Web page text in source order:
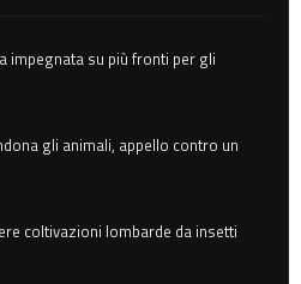
impegnata su più fronti per gli
gli animali, appello contro un
coltivazioni lombarde da insetti